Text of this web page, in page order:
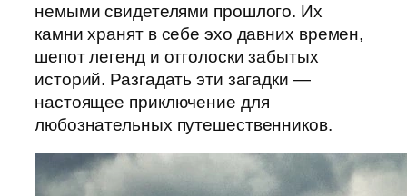
немыми свидетелями прошлого. Их
камни хранят в себе эхо давних времен,
шепот легенд и отголоски забытых
историй. Разгадать эти загадки —
настоящее приключение для
любознательных путешественников.